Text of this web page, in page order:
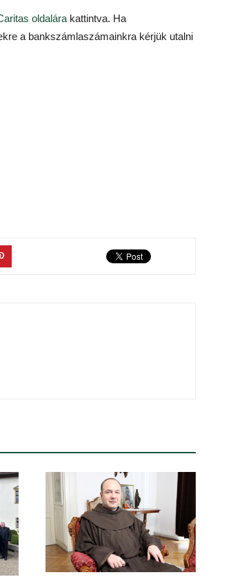
oldalára kattintva. Ha
a bankszámlaszámainkra kérjük utalni